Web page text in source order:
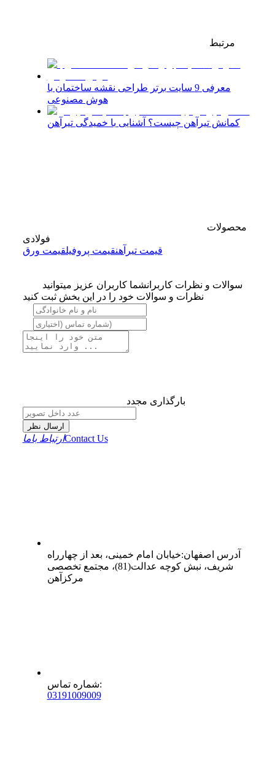
مرتبط
معرفی 9 سایت برتر طراحی نقشه ساختمان با
هوش مصنوعی
کمانش تیرآهن چیست؟ آشنایی با خمیدگی تیرآهن
محصولات
فولادی
قیمت تیرآهنقیمت پروفیلقیمت ورق
سوالات و نظرات کاربرانشما کاربران عزیز میتوانید
نظرات و سوالات خود را در این بخش ثبت کنید
بارگذاری مجدد
ارسال نظر
ارتباط باماContact Us
آدرس اصفهان:خیابان امام خمینی، بعد از چهارراه
شریف، نبش کوچه عدالت(81)، مجتمع تخصصی
مرکزآهن
شماره تماس:
03191009009